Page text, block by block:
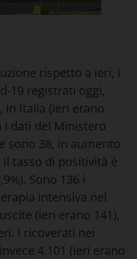
rispetto a ieri, i
19 registrati oggi,
in Italia (ieri erano
i dati del Ministero
sono 38, in aumento
tasso di positività è
Sono 136 i
intensiva nel
(ieri erano 141),
I ricoverati nei
4.101 (ieri erano